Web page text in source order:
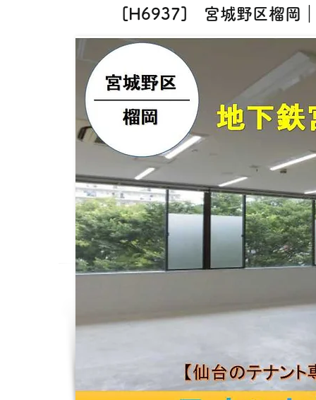
[H6937] 宮城野区榴岡｜